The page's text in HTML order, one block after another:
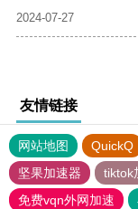
2024-07-27
友情链接
网站地图 QuickQ
坚果加速器
tiktok
免费vqn外网加速